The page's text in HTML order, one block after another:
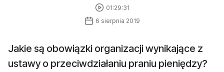
01:29:31
6 sierpnia 2019
Jakie są obowiązki organizacji wynikające z
ustawy o przeciwdziałaniu praniu pieniędzy?